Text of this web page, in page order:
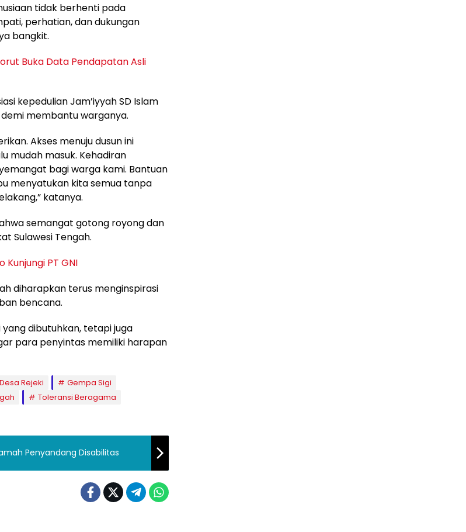
tidak berhenti pada
perhatian, dan dukungan
bangkit.
Buka Data Pendapatan Asli
kepedulian Jam’iyyah SD Islam
membantu warganya.
Akses menuju dusun ini
mudah masuk. Kehadiran
bagi warga kami. Bantuan
menyatukan kita semua tanpa
katanya.
semangat gotong royong dan
Sulawesi Tengah.
Kunjungi PT GNI
diharapkan terus menginspirasi
bencana.
dibutuhkan, tetapi juga
para penyintas memiliki harapan
Desa Rejeki
Gempa Sigi
Toleransi Beragama
Penyandang Disabilitas